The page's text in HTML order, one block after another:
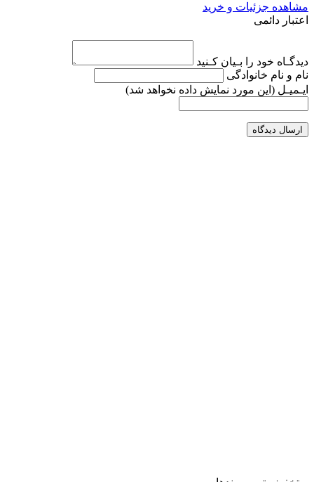
مشاهده جزئیات و خرید
اعتبار دائمی
دیدگـاه خود را بـیان کـنید
نام و نام خانوادگی
ایـمیـل (این مورد نمایش داده نخواهد شد)
ارسال دیدگاه